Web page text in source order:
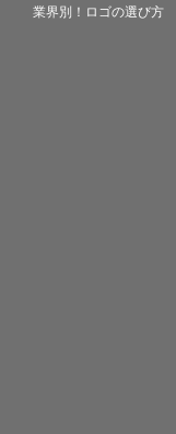
業界別！ロゴの選び方